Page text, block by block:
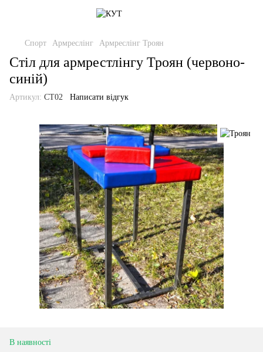
Спорт Армреслінг Армреслінг Троян
Стіл для армрестлінгу Троян (червоно-
синій)
Артикул: СТ02 Написати відгук
В наявності